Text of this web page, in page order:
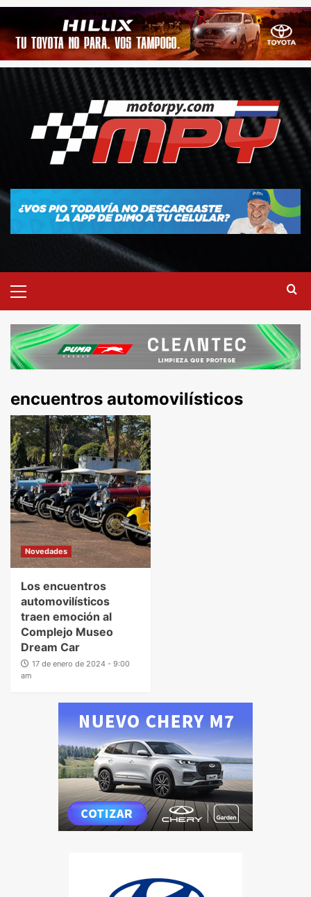
encuentros automovilísticos
Novedades
Los encuentros
automovilísticos
traen emoción al
Complejo Museo
Dream Car
17 de enero de 2024 - 9:00
am